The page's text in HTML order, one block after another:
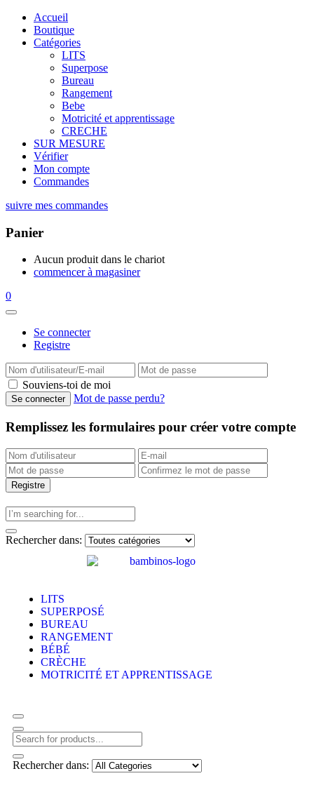
Accueil
Boutique
Catégories
LITS
Superpose
Bureau
Rangement
Bebe
Motricité et apprentissage
CRECHE
SUR MESURE
Vérifier
Mon compte
Commandes
suivre mes commandes
Panier
Aucun produit dans le chariot
commencer à magasiner
0
Se connecter
Registre
Souviens-toi de moi
Mot de passe perdu?
Remplissez les formulaires pour créer votre compte
Rechercher dans:
LITS
SUPERPOSÉ
BUREAU
RANGEMENT
BÉBÉ
CRÈCHE
MOTRICITÉ ET APPRENTISSAGE
Rechercher dans: